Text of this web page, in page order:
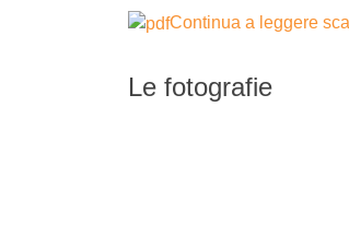
Continua a leggere
Le fotografie